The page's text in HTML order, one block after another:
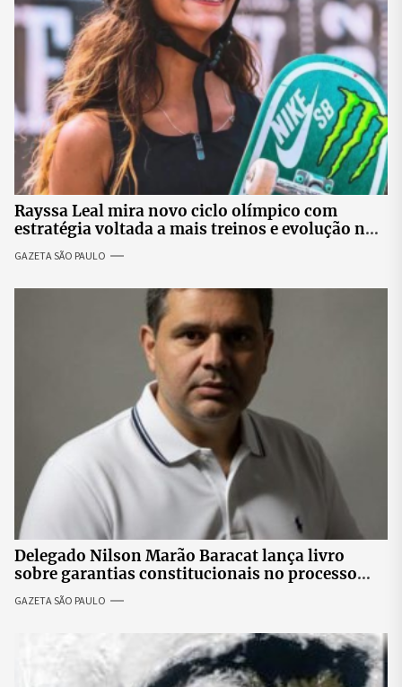
Rayssa Leal mira novo ciclo olímpico com
estratégia voltada a mais treinos e evolução no
GAZETA SÃO PAULO
Delegado Nilson Marão Baracat lança livro
sobre garantias constitucionais no processo
penal brasileiro
GAZETA SÃO PAULO